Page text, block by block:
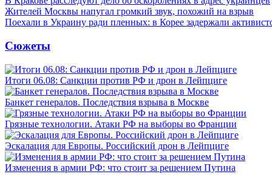
Жителей Москвы напугал громкий звук, похожий на взрыв
Поехали в Украину ради пленных: в Корее задержали
Сюжеты
Итоги 06.08: Санкции против РФ и дрон в Лейпциге
Банкет генералов. Последствия взрыва в Москве
Грязные технологии. Атаки РФ на выборы во Франции
Эскалация для Европы. Российский дрон в Лейпциге
Изменения в армии РФ: что стоит за решением Путина